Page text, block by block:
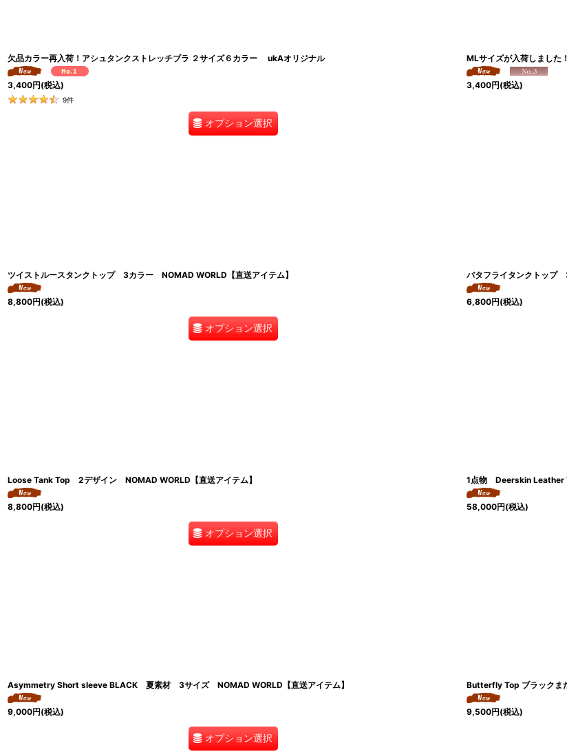
欠品カラー再入荷！アシュタンクストレッチブラ ２サイズ６カラー ukAオリジナル
3,400円(税込)
9件
オプション選択
MLサイズが入荷しまし
3,400円(税込)
ツイストルースタンクトップ 3カラー NOMAD WORLD【直送アイテム】
8,800円(税込)
オプション選択
バタフライタンクトップ
6,800円(税込)
Loose Tank Top 2デザイン NOMAD WORLD【直送アイテム】
8,800円(税込)
オプション選択
1点物 Deerskin Leather
58,000円(税込)
Asymmetry Short sleeve BLACK 夏素材 3サイズ NOMAD WORLD【直送アイテム】
9,000円(税込)
オプション選択
Butterfly Top ブラックま
9,500円(税込)